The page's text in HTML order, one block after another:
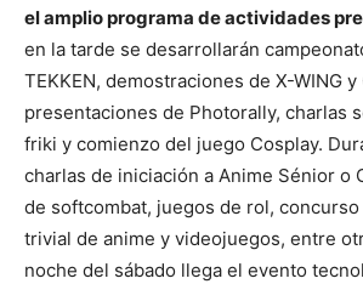
el amplio programa de actividades
en la tarde se desarrollarán
TEKKEN, demostraciones de X-WING y
presentaciones de Photorally, charlas
friki y comienzo del juego Cosplay.
charlas de iniciación a Anime Sénior o
de softcombat, juegos de rol,
trivial de anime y videojuegos, entre
noche del sábado llega el evento